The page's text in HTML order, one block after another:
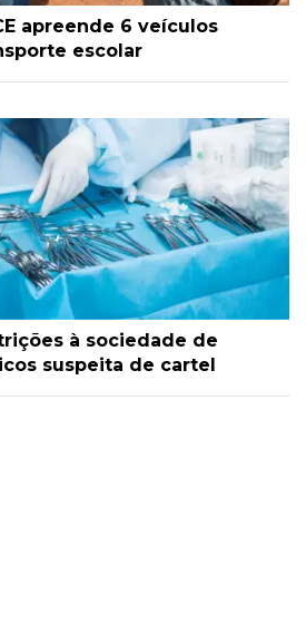
apreende 6 veículos
escolar
à sociedade de
suspeita de cartel